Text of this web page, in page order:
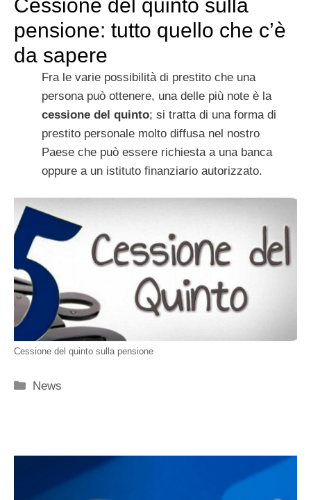
Cessione del quinto sulla
pensione: tutto quello che c’è
da sapere
Fra le varie possibilità di prestito che una
persona può ottenere, una delle più note è la
cessione del quinto; si tratta di una forma di
prestito personale molto diffusa nel nostro
Paese che può essere richiesta a una banca
oppure a un istituto finanziario autorizzato.
Cessione del quinto sulla pensione
Categorie
News